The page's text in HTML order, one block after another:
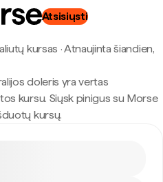
Atsisiųsti
kursas ·Atnaujinta šiandien,
doleris yra vertas
kursu. Siųsk pinigus su Morse
kursų.